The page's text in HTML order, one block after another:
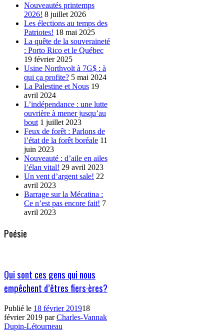
Nouveautés printemps
2026! 8 juillet 2026
Les élections au temps des
Patriotes! 18 mai 2025
La quête de la souveraineté
: Porto Rico et le Québec
19 février 2025
Usine Northvolt à 7G$ : à
qui ça profite? 5 mai 2024
La Palestine et Nous 19
avril 2024
L’indépendance : une lutte
ouvrière à mener jusqu’au
bout 1 juillet 2023
Feux de forêt : Parlons de
l’état de la forêt boréale 11
juin 2023
Nouveauté : d’aile en ailes
l’élan vital! 29 avril 2023
Un vent d’argent sale! 22
avril 2023
Barrage sur la Mécatina :
Ce n’est pas encore fait! 7
avril 2023
Poésie
Qui sont ces gens qui nous
empêchent d’êtres fiers·ères?
Publié le 18 février 201918
février 2019 parCharles-Vannak
Dupin-Létourneau